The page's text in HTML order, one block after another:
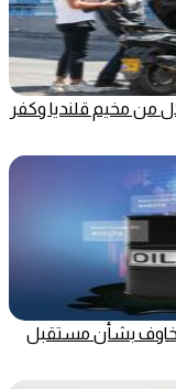
من مخيم قلنديا وكفر
بشأن مستقبل